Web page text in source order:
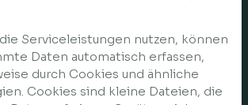
Serviceleistungen nutzen, können
Daten automatisch erfassen,
durch Cookies und ähnliche
Cookies sind kleine Dateien, die